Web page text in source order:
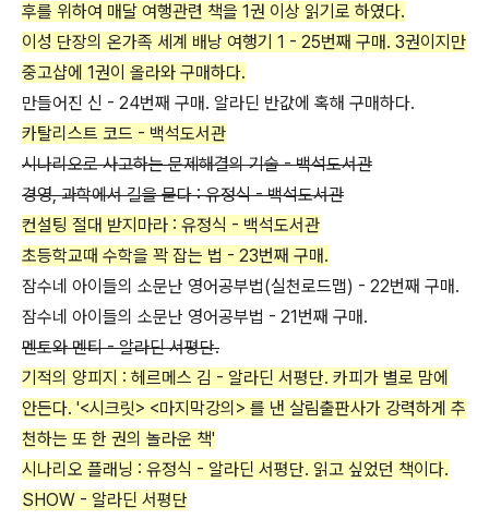
후를 위하여 매달 여행관련 책을 1권 이상 읽기로 하였다.
이성 단장의 온가족 세계 배낭 여행기 1 - 25번째 구매. 3권이지만
중고샵에 1권이 올라와 구매하다.
만들어진 신 - 24번째 구매. 알라딘 반값에 혹해 구매하다.
카탈리스트 코드 - 백석도서관
시나리오로 사고하는 문제해결의 기술 - 백석도서관
경영, 과학에서 길을 묻다 : 유정식 - 백석도서관
컨설팅 절대 받지마라 : 유정식 - 백석도서관
초등학교때 수학을 꽉 잡는 법 - 23번째 구매.
잠수네 아이들의 소문난 영어공부법(실천로드맵) - 22번째 구매.
잠수네 아이들의 소문난 영어공부법 - 21번째 구매.
멘토와 멘티 - 알라딘 서평단.
기적의 양피지 : 헤르메스 김 - 알라딘 서평단. 카피가 별로 맘에
안든다. '<시크릿> <마지막강의> 를 낸 살림출판사가 강력하게 추
천하는 또 한 권의 놀라운 책'
시나리오 플래닝 : 유정식 - 알라딘 서평단. 읽고 싶었던 책이다.
SHOW - 알라딘 서평단